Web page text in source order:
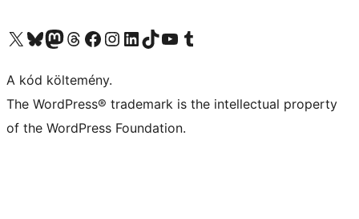
Visit our X (formerly Twitter) account
Visit our Bluesky account
Twitter csatornánk
Visit our Threads account
Facebook oldalunk megtekintése
Visit our Instagram account
Visit our LinkedIn account
Visit our TikTok account
Visit our YouTube channel
Visit our Tumblr account
A kód költemény.
The WordPress® trademark is the intellectual property
of the WordPress Foundation.